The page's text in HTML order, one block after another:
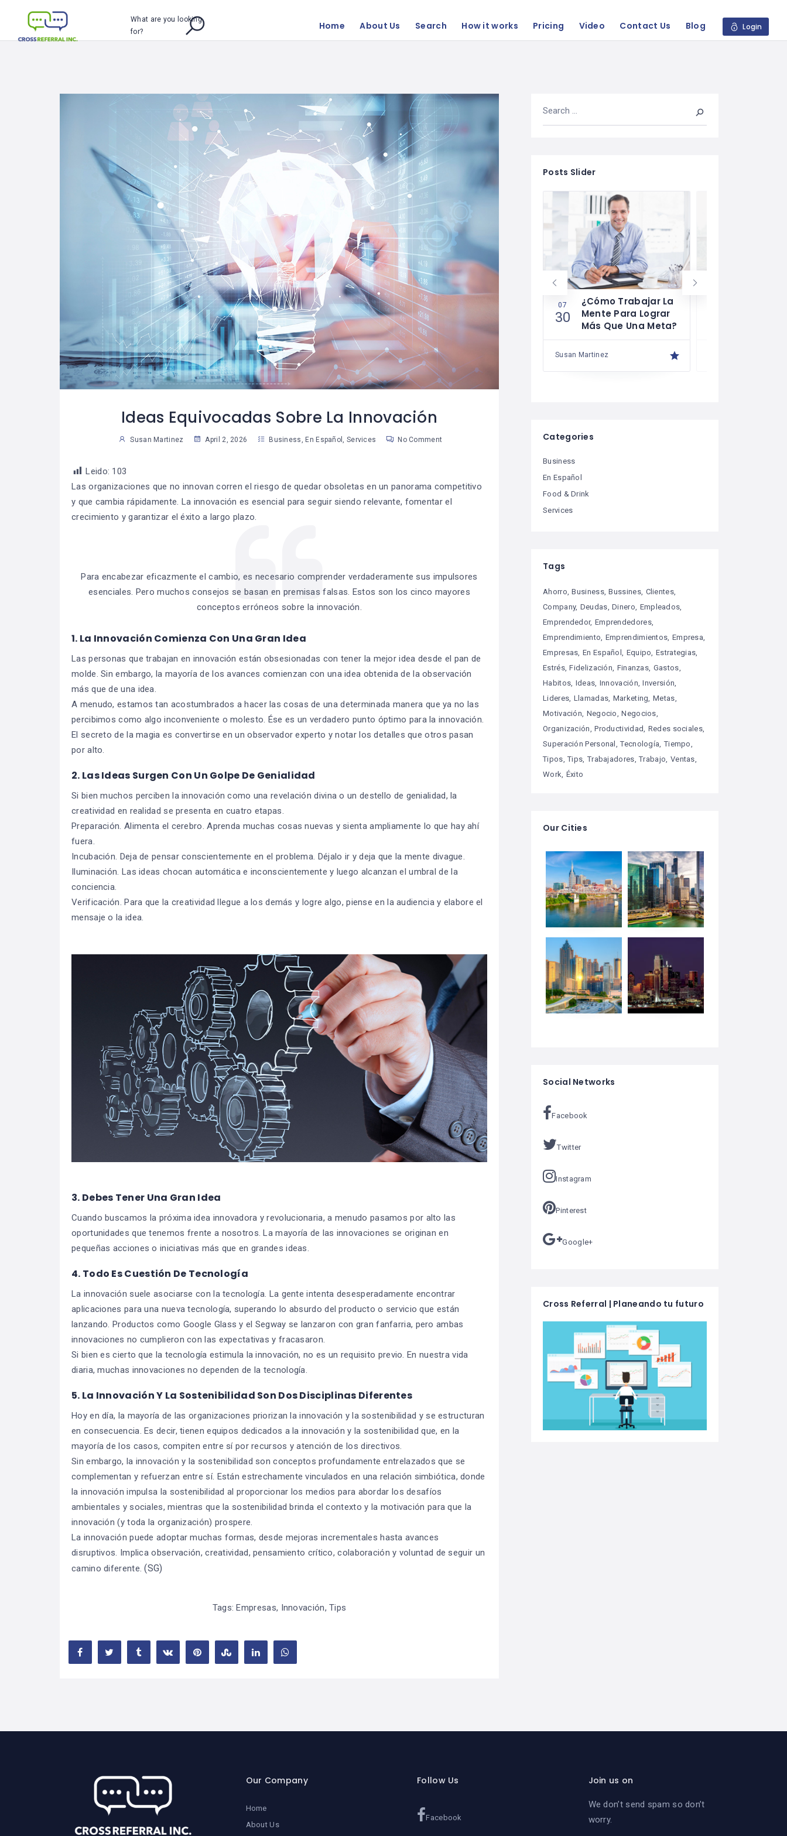
What are you looking
for?
Home About Us Search How it works Pricing Video Contact Us Blog Login
Ideas Equivocadas Sobre La Innovación
Susan Martinez April 2, 2026 Business , En Español , Services No Comment
Leido: 103
Las organizaciones que no innovan corren el riesgo de quedar obsoletas en un panorama competitivo
y que cambia rápidamente. La innovación es esencial para seguir siendo relevante, fomentar el
crecimiento y garantizar el éxito a largo plazo.
Para encabezar eficazmente el cambio, es necesario comprender verdaderamente sus impulsores
esenciales. Pero muchos consejos se basan en premisas falsas. Estos son los cinco mayores
conceptos erróneos sobre la innovación.
1. La Innovación Comienza Con Una Gran Idea
Las personas que trabajan en innovación están obsesionadas con tener la mejor idea desde el pan de
molde. Sin embargo, la mayoría de los avances comienzan con una idea obtenida de la observación
más que de una idea.
A menudo, estamos tan acostumbrados a hacer las cosas de una determinada manera que ya no las
percibimos como algo inconveniente o molesto. Ése es un verdadero punto óptimo para la innovación.
El secreto de la magia es convertirse en un observador experto y notar los detalles que otros pasan
por alto.
2. Las Ideas Surgen Con Un Golpe De Genialidad
Si bien muchos perciben la innovación como una revelación divina o un destello de genialidad, la
creatividad en realidad se presenta en cuatro etapas.
Preparación. Alimenta el cerebro. Aprenda muchas cosas nuevas y sienta ampliamente lo que hay ahí
fuera.
Incubación. Deja de pensar conscientemente en el problema. Déjalo ir y deja que la mente divague.
Iluminación. Las ideas chocan automática e inconscientemente y luego alcanzan el umbral de la
conciencia.
Verificación. Para que la creatividad llegue a los demás y logre algo, piense en la audiencia y elabore el
mensaje o la idea.
3. Debes Tener Una Gran Idea
Cuando buscamos la próxima idea innovadora y revolucionaria, a menudo pasamos por alto las
oportunidades que tenemos frente a nosotros. La mayoría de las innovaciones se originan en
pequeñas acciones o iniciativas más que en grandes ideas.
4. Todo Es Cuestión De Tecnología
La innovación suele asociarse con la tecnología. La gente intenta desesperadamente encontrar
aplicaciones para una nueva tecnología, superando lo absurdo del producto o servicio que están
lanzando. Productos como Google Glass y el Segway se lanzaron con gran fanfarria, pero ambas
innovaciones no cumplieron con las expectativas y fracasaron.
Si bien es cierto que la tecnología estimula la innovación, no es un requisito previo. En nuestra vida
diaria, muchas innovaciones no dependen de la tecnología.
5. La Innovación Y La Sostenibilidad Son Dos Disciplinas Diferentes
Hoy en día, la mayoría de las organizaciones priorizan la innovación y la sostenibilidad y se estructuran
en consecuencia. Es decir, tienen equipos dedicados a la innovación y la sostenibilidad que, en la
mayoría de los casos, compiten entre sí por recursos y atención de los directivos.
Sin embargo, la innovación y la sostenibilidad son conceptos profundamente entrelazados que se
complementan y refuerzan entre sí. Están estrechamente vinculados en una relación simbiótica, donde
la innovación impulsa la sostenibilidad al proporcionar los medios para abordar los desafíos
ambientales y sociales, mientras que la sostenibilidad brinda el contexto y la motivación para que la
innovación (y toda la organización) prospere.
La innovación puede adoptar muchas formas, desde mejoras incrementales hasta avances
disruptivos. Implica observación, creatividad, pensamiento crítico, colaboración y voluntad de seguir un
camino diferente.(SG)
Tags:Empresas, Innovación,Tips
Posts Slider
Una Meta?
29
Cómo Desarrollar
La Autodisciplina
Susan Martinez
07
28
Por Qué El Ahorro Es
La Base De La
Riqueza
Susan Martinez
08
04
Para Una Vida
Financiera
Saludable
Susan Martinez
07
30
¿Cómo Trabajar La
Mente Para Lograr
Más Que Una Meta?
Susan Martinez
Categories
Business
En Español
Food & Drink
Services
Tags
Ahorro Business Bussines Clientes
Company Deudas Dinero Empleados
Emprendedor Emprendedores
Emprendimiento Emprendimientos Empresa
Empresas En Español Equipo
Estrategias
Estrés Fidelización Finanzas Gastos
Habitos Ideas Innovación Inversión
Lideres Llamadas Marketing
Metas
Motivación Negocio
Negocios
Organización
Productividad Redes sociales
Superación Personal
Tecnología Tiempo
Tipos Tips Trabajadores Trabajo Ventas
Work Éxito
Our Cities
Social Networks
Facebook
Twitter
Instagram
Pinterest
Google+
Cross Referral | Planeando tu futuro
Our Company
Home
About Us
Follow Us
Facebook
Join us on
We don’t send spam so don’t
worry.